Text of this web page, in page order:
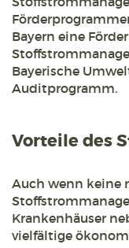
Bayern eine
Bayerische
Auditprogramm.
Vorteile des
Auch wenn keine
Krankenhäuser
vielfältige